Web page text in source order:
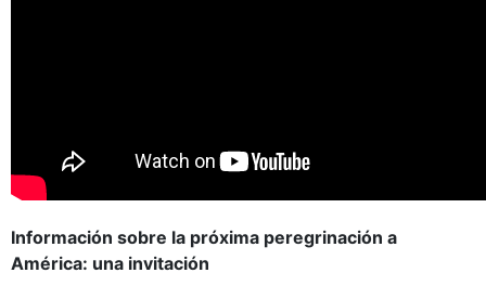
Información sobre la próxima peregrinación a
América: una invitación